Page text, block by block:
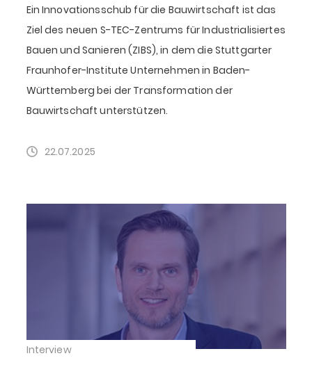
Ein Innovationsschub für die Bauwirtschaft ist das
Ziel des neuen S-TEC-Zentrums für Industrialisiertes
Bauen und Sanieren (ZIBS), in dem die Stuttgarter
Fraunhofer-Institute Unternehmen in Baden-
Württemberg bei der Transformation der
Bauwirtschaft unterstützen.
22.07.2025
Interview